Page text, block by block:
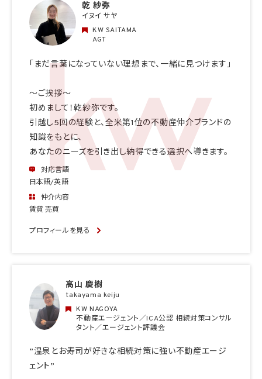
乾 紗弥
イヌイ サヤ
KW SAITAMA
AGT
「まだ言葉になっていない理想まで、一緒に見つけます」
〜ご挨拶〜
初めまして！乾紗弥です。
引越し5回の経験と、全米第1位の不動産仲介ブランドの
知識をもとに、
あなたのニーズを引き出し納得できる選択へ導きます。
対応言語
日本語/英語
仲介内容
賃貸 売買
プロフィールを見る
高山 慶樹
takayama keiju
KW NAGOYA
不動産エージェント／ICA公認 相続対策コンサル
タント／エージェント評議会
”温泉とお寿司が好きな相続対策に強い不動産エージ
ェント”